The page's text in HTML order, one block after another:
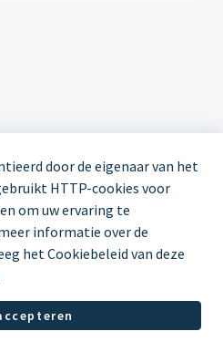
+31 85 1126998
door de eigenaar van het
HTTP-cookies voor
om uw ervaring te
informatie over de
het Cookiebeleid van deze